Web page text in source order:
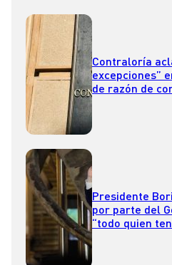
Contraloría
excepciones”
de razón de
Presidente
por parte del
“todo quien